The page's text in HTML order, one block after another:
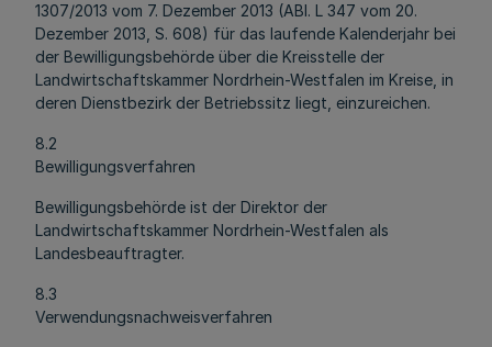
1307/2013 vom 7. Dezember 2013 (ABl. L 347 vom 20.
Dezember 2013, S. 608) für das laufende Kalenderjahr bei
der Bewilligungsbehörde über die Kreisstelle der
Landwirtschaftskammer Nordrhein-Westfalen im Kreise, in
deren Dienstbezirk der Betriebssitz liegt, einzureichen.
8.2
Bewilligungsverfahren
Bewilligungsbehörde ist der Direktor der
Landwirtschaftskammer Nordrhein-Westfalen als
Landesbeauftragter.
8.3
Verwendungsnachweisverfahren